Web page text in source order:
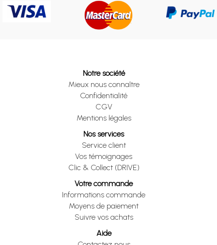
Notre société
Mieux nous connaître
Confidentialité
CGV
Mentions légales
Nos services
Service client
Vos témoignages
Clic & Collect (DRIVE)
Votre commande
Informations commande
Moyens de paiement
Suivre vos achats
Aide